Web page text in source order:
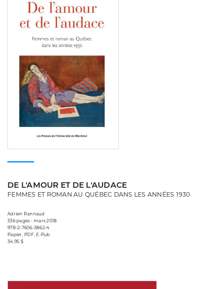
DE L'AMOUR ET DE L'AUDACE
FEMMES ET ROMAN AU QUÉBEC DANS LES ANNÉES 1930
Adrien Rannaud
336 pages • mars 2018
978-2-7606-3862-4
Papier, PDF, E-Pub
34,95 $